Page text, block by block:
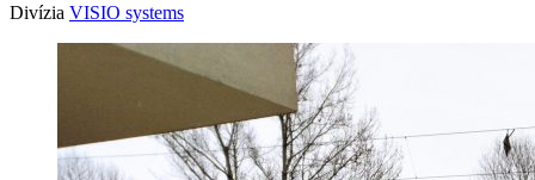
Divízia VISIO systems